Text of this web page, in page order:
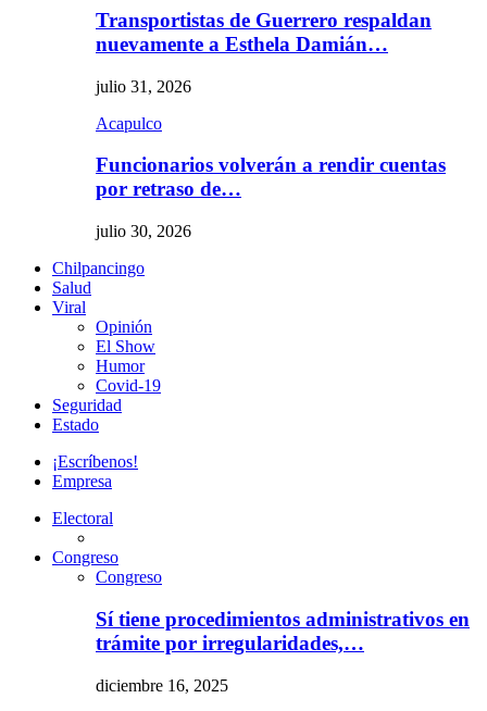
Transportistas de Guerrero respaldan
nuevamente a Esthela Damián…
julio 31, 2026
Acapulco
Funcionarios volverán a rendir cuentas
por retraso de…
julio 30, 2026
Chilpancingo
Salud
Viral
Opinión
El Show
Humor
Covid-19
Seguridad
Estado
¡Escríbenos!
Empresa
Electoral
Congreso
Congreso
Sí tiene procedimientos administrativos en
trámite por irregularidades,…
diciembre 16, 2025